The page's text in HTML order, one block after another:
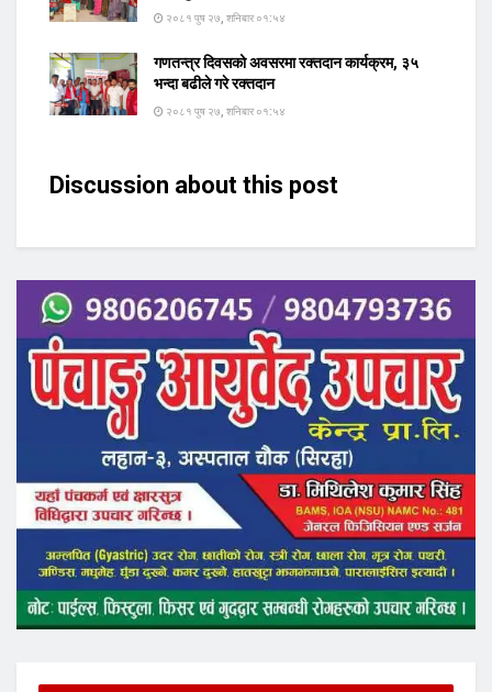
२०८१ पुष २७, शनिबार ०१:५४
गणतन्त्र दिवसको अवसरमा रक्तदान कार्यक्रम, ३५
भन्दा बढीले गरे रक्तदान
२०८१ पुष २७, शनिबार ०१:५४
Discussion about this post